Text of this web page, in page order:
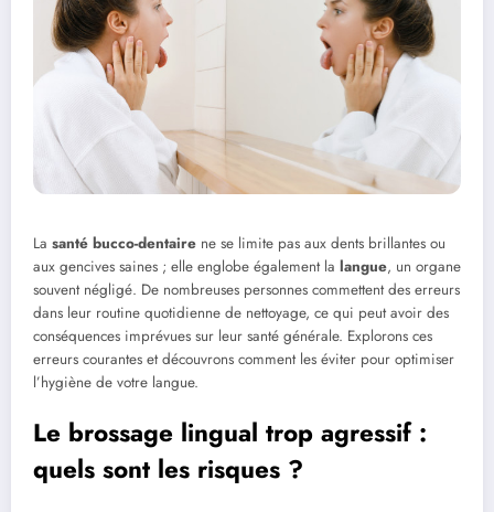
La santé bucco-dentaire ne se limite pas aux dents brillantes ou
aux gencives saines ; elle englobe également la langue, un organe
souvent négligé. De nombreuses personnes commettent des erreurs
dans leur routine quotidienne de nettoyage, ce qui peut avoir des
conséquences imprévues sur leur santé générale. Explorons ces
erreurs courantes et découvrons comment les éviter pour optimiser
l’hygiène de votre langue.
Le brossage lingual trop agressif :
quels sont les risques ?